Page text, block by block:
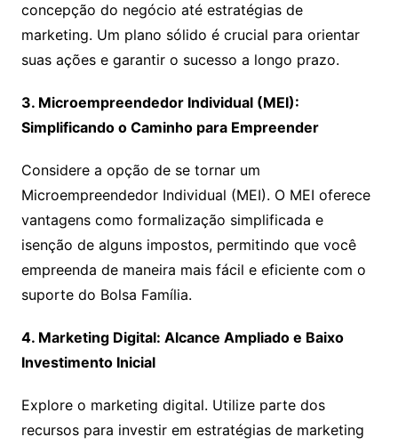
concepção do negócio até estratégias de
marketing. Um plano sólido é crucial para orientar
suas ações e garantir o sucesso a longo prazo.
3. Microempreendedor Individual (MEI):
Simplificando o Caminho para Empreender
Considere a opção de se tornar um
Microempreendedor Individual (MEI). O MEI oferece
vantagens como formalização simplificada e
isenção de alguns impostos, permitindo que você
empreenda de maneira mais fácil e eficiente com o
suporte do Bolsa Família.
4. Marketing Digital: Alcance Ampliado e Baixo
Investimento Inicial
Explore o marketing digital. Utilize parte dos
recursos para investir em estratégias de marketing